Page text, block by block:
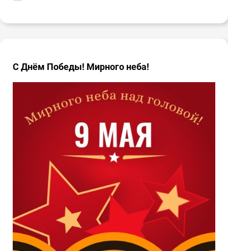
С Днём Победы! Мирного неба!